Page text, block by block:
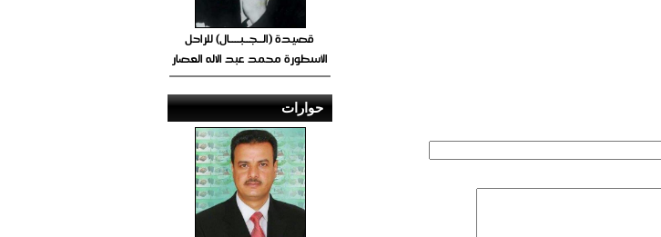
قصيدة (الــجــبــــال) للراحل
الأسطورة محمد عبد الاله العصار
حوارات